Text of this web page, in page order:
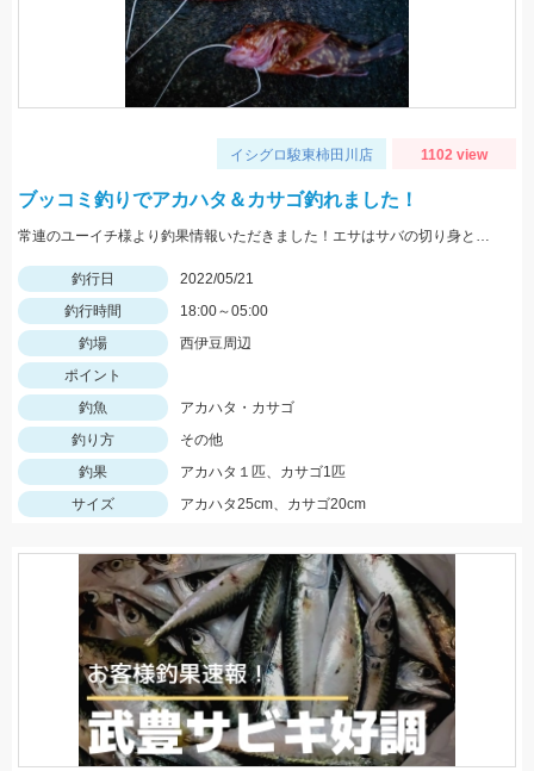
イシグロ駿東柿田川店 1102 view
ブッコミ釣りでアカハタ＆カサゴ釣れました！
常連のユーイチ様より釣果情報いただきました！エサはサバの切り身とイカタンを使用。
釣行日
2022/05/21
釣行時間
18:00～05:00
釣場
西伊豆周辺
ポイント
釣魚
アカハタ・カサゴ
釣り方
その他
釣果
アカハタ１匹、カサゴ1匹
サイズ
アカハタ25cm、カサゴ20cm